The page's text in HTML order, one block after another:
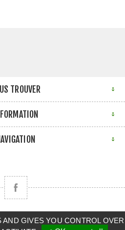
TROUVER
BRETAGNE SUD. Tous droits
GIVES YOU CONTROL OVER